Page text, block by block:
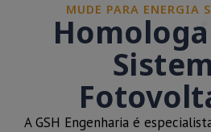
MUDE PARA ENERGIA
A GSH Engenharia é